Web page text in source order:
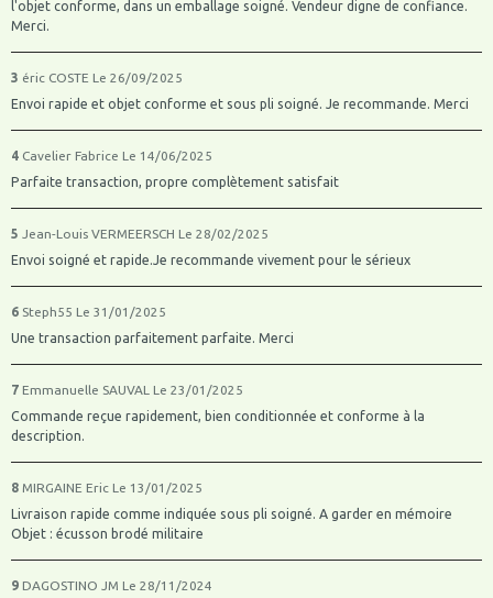
l'objet conforme, dans un emballage soigné. Vendeur digne de confiance.
Merci.
3 éric COSTE Le 26/09/2025
Envoi rapide et objet conforme et sous pli soigné. Je recommande. Merci
4 Cavelier Fabrice Le 14/06/2025
Parfaite transaction, propre complètement satisfait
5 Jean-Louis VERMEERSCH Le 28/02/2025
Envoi soigné et rapide.Je recommande vivement pour le sérieux
6 Steph55 Le 31/01/2025
Une transaction parfaitement parfaite. Merci
7 Emmanuelle SAUVAL Le 23/01/2025
Commande reçue rapidement, bien conditionnée et conforme à la
description.
8 MIRGAINE Eric Le 13/01/2025
Livraison rapide comme indiquée sous pli soigné. A garder en mémoire
Objet : écusson brodé militaire
9 DAGOSTINO JM Le 28/11/2024